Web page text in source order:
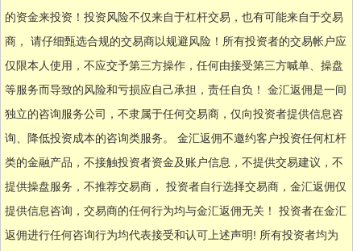
的资金来投资！投资风险不仅来自于杠杆交易，也有可能来自于交易
商， 请仔细甄选合规的交易商以规避风险！所有投资者的交易帐户应
仅限本人使用，不应交予第三方操作，任何由接受第三方喊单、操盘
等服务而导致的风险和亏损应自己承担，责任自负！ 金汇返佣是一间
独立的咨询服务公司，不隶属于任何交易商，仅向投资者提供信息咨
询、降低投资成本的咨询类服务。 金汇返佣不邀约客户投资任何杠杆
类的金融产品，不接触投资者资金及账户信息，不提供交易建议，不
提供操盘服务，不推荐交易商， 投资者自行选择交易商，金汇返佣仅
提供信息咨询，交易商的任何行为均与金汇返佣无关！ 投资者在金汇
返佣进行任何咨询行为均代表接受和认可上述声明! 所有投资者均为